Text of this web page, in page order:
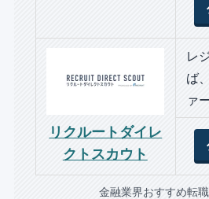
リクルートダイレ
クトスカウト
レ
ば
ァ
金融業界おすすめ転